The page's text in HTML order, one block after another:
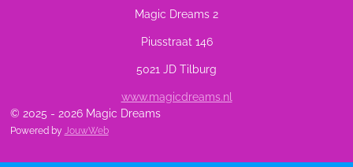
Magic Dreams 2
Piusstraat 146
5021 JD Tilburg
www.magicdreams.nl
© 2025 - 2026 Magic Dreams
Powered by JouwWeb